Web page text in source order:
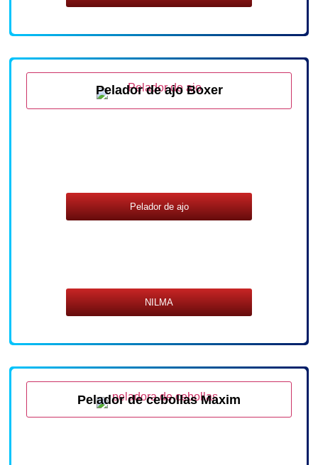
Pelador de ajo Boxer
Pelador de ajo
NILMA
Pelador de cebollas Maxim